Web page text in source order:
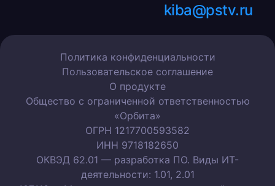
kiba@pstv.ru
Общество с ограниченной ответственностью
«Орбита»
ОГРН 1217700593582
ИНН 9718182650
ОКВЭД 62.01 — разработка ПО. Виды ИТ-
деятельности: 1.01, 2.01
О продукте
Пользовательское соглашение
Политика конфиденциальности